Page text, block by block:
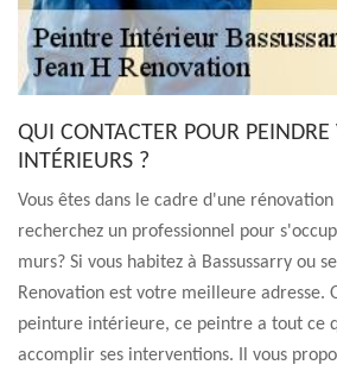
QUI CONTACTER POUR
INTÉRIEURS ?
Vous êtes dans le cadre d'une
recherchez un professionnel pour
murs? Si vous habitez à Bassussarry ou
Renovation est votre meilleure adresse.
peinture intérieure, ce peintre a tout ce
accomplir ses interventions. Il vous